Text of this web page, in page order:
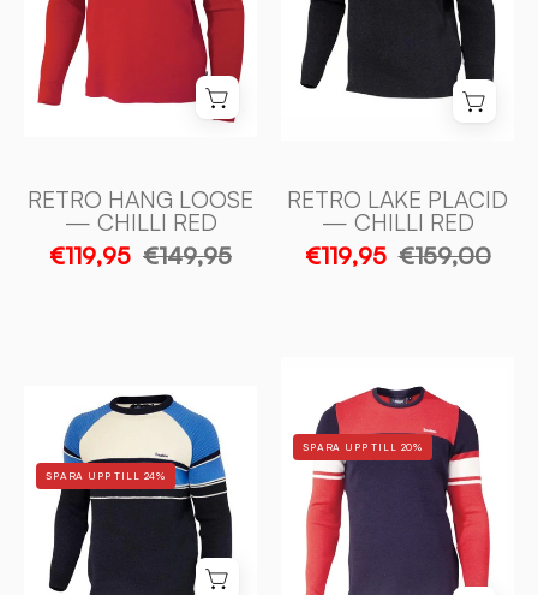
Ivanhoe
of
RETRO HANG LOOSE
— CHILLI RED
€119,95 €149,95
Ivanhoe
of
RETRO LAKE PLACID
— CHILLI RED
€119,95 €159,00
RETRO
LAKE
PLACID
—
ELECTRIC
SPARA UPP TILL 24%
POW
—
NAVY
Ivanhoe
Sweden
SPARA UPP TILL 20%